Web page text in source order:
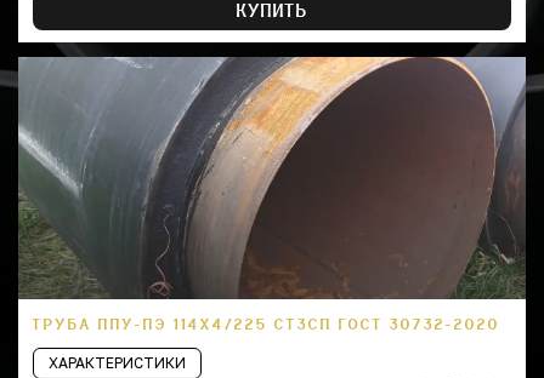
КУПИТЬ
ТРУБА ППУ-ПЭ 114Х4/225 СТ3СП ГОСТ 30732-2020
ХАРАКТЕРИСТИКИ